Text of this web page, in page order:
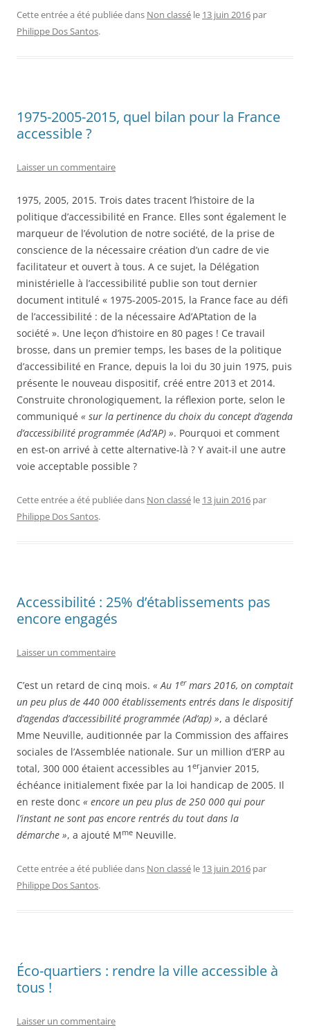
Cette entrée a été publiée dans Non classé le 13 juin 2016 par
Philippe Dos Santos.
1975-2005-2015, quel bilan pour la France
accessible ?
Laisser un commentaire
1975, 2005, 2015. Trois dates tracent l’histoire de la
politique d’accessibilité en France. Elles sont également le
marqueur de l’évolution de notre société, de la prise de
conscience de la nécessaire création d’un cadre de vie
facilitateur et ouvert à tous. A ce sujet, la Délégation
ministérielle à l’accessibilité publie son tout dernier
document intitulé « 1975-2005-2015, la France face au défi
de l’accessibilité : de la nécessaire Ad’APtation de la
société ». Une leçon d’histoire en 80 pages ! Ce travail
brosse, dans un premier temps, les bases de la politique
d’accessibilité en France, depuis la loi du 30 juin 1975, puis
présente le nouveau dispositif, créé entre 2013 et 2014.
Construite chronologiquement, la réflexion porte, selon le
communiqué « sur la pertinence du choix du concept d’agenda
d’accessibilité programmée (Ad’AP) ». Pourquoi et comment
en est-on arrivé à cette alternative-là ? Y avait-il une autre
voie acceptable possible ?
Cette entrée a été publiée dans Non classé le 13 juin 2016 par
Philippe Dos Santos.
Accessibilité : 25% d’établissements pas
encore engagés
Laisser un commentaire
C’est un retard de cinq mois. « Au 1ermars 2016, on comptait
un peu plus de 440 000 établissements entrés dans le dispositif
d’agendas d’accessibilité programmée (Ad’ap) », a déclaré
Mme Neuville, auditionnée par la Commission des affaires
sociales de l’Assemblée nationale. Sur un million d’ERP au
total, 300 000 étaient accessibles au 1 erjanvier 2015,
échéance initialement fixée par la loi handicap de 2005. Il
en reste donc « encore un peu plus de 250 000 qui pour
l’instant ne sont pas encore rentrés du tout dans la
démarche », a ajouté Mme Neuville.
Cette entrée a été publiée dans Non classé le 13 juin 2016 par
Philippe Dos Santos.
Éco-quartiers : rendre la ville accessible à
tous !
Laisser un commentaire